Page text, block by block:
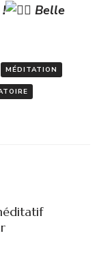
Belle
MÉDITATION